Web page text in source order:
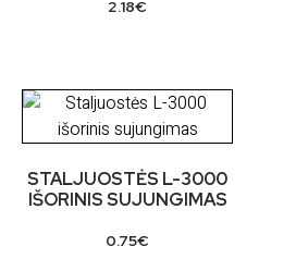
2.18€
STALJUOSTĖS L-3000
IŠORINIS SUJUNGIMAS
0.75€